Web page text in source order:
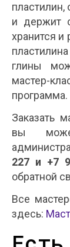
пластилин,
и держит
хранится и
глины
мастер-
программа.
Заказать
вы
227 и +7
обратной
Все
здесь: